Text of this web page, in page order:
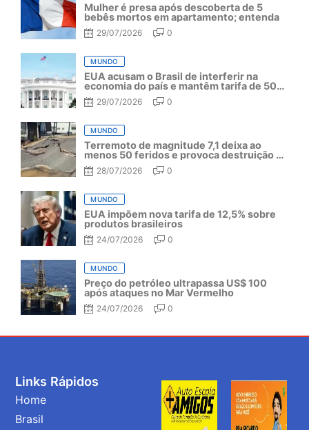
Mulher é presa após descoberta de 5
bebês mortos em apartamento; entenda
29/07/2026 0
MUNDO
EUA acusam o Brasil de interferir na
economia do país e mantêm tarifa de 50%
por mais um ano
29/07/2026 0
MUNDO
Terremoto de magnitude 7,1 deixa ao
menos 50 feridos e provoca destruição no
Japão
28/07/2026 0
MUNDO
EUA impõem nova tarifa de 12,5% sobre
produtos brasileiros
24/07/2026 0
MUNDO
Preço do petróleo ultrapassa US$ 100
após ataques no Mar Vermelho
24/07/2026 0
Links Rápidos
Home
Brasil